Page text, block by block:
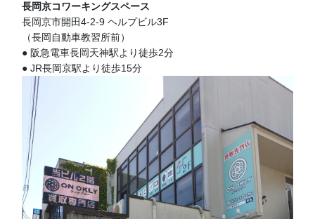
長岡京コワーキングスペース
長岡京市開田4-2-9 ヘルプビル3F
（長岡自動車教習所前）
● 阪急電車長岡天神駅より徒歩2分
● JR長岡京駅より徒歩15分